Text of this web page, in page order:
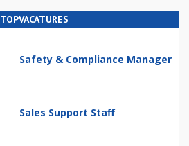
TOPVACATURES
Safety & Compliance Manager
Sales Support Staff